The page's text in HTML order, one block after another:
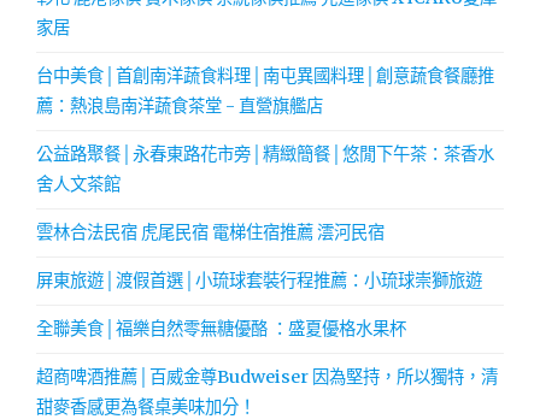
家居
台中美食│首創南洋蔬食料理│南屯異國料理│創意蔬食餐廳推
薦：熱浪島南洋蔬食茶堂 - 直營旗艦店
公益路聚餐│永春東路花市旁│精緻簡餐│悠閒下午茶：茶香水
舍人文茶館
雲林合法民宿 虎尾民宿 電梯住宿推薦 澐河民宿
屏東旅遊│渡假首選│小琉球套裝行程推薦：小琉球崇獅旅遊
全聯美食│福樂自然零無糖優酪 ：盛夏優格水果杯
超商啤酒推薦│百威金尊Budweiser 因為堅持，所以獨特，清
甜麥香感更為餐桌美味加分！